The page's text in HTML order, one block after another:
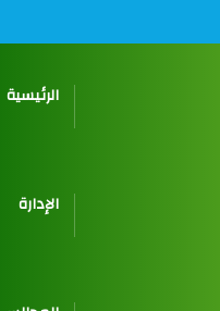
الرئيسية
الإدارة